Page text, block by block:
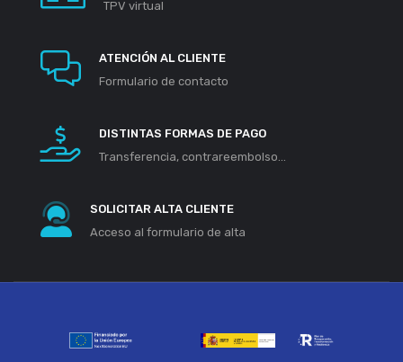
TPV virtual
ATENCIÓN AL CLIENTE
Formulario de contacto
DISTINTAS FORMAS DE PAGO
Transferencia, contrareembolso...
SOLICITAR ALTA CLIENTE
Acceso al formulario de alta